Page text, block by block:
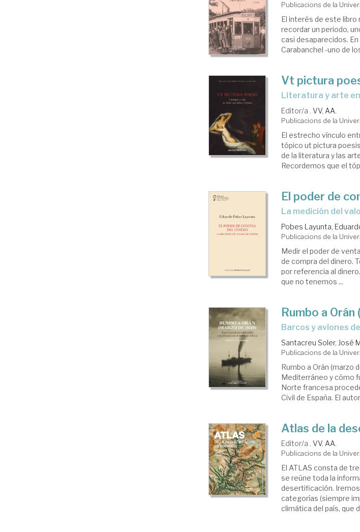
Publicacions de la
El interés de este libro
recordar un periodo,
casi desaparecidos.
Carabanchel -uno de
Vt pictura
Literatura y arte
Editor/a .VV. AA.
Publicacions de la
El estrecho vínculo
tópico ut pictura
de la literatura y las
Recordemos que el
El poder de
La medición del
Pobes Layunta,
Publicacions de la
Medir el poder de
de compra del dinero.
por referencia al
que no tenemos ...
Rumbo a
Barcos y aviones
Santacreu Soler, José
Publicacions de la
Rumbo a Orán (marzo
Mediterráneo y cómo
Norte francesa
Civil de España. El
Atlas de la
Editor/a .VV. AA.
Publicacions de la
El ATLAS consta de
se reúne toda la
desertificación.
categorías (siempre
climática del país, que